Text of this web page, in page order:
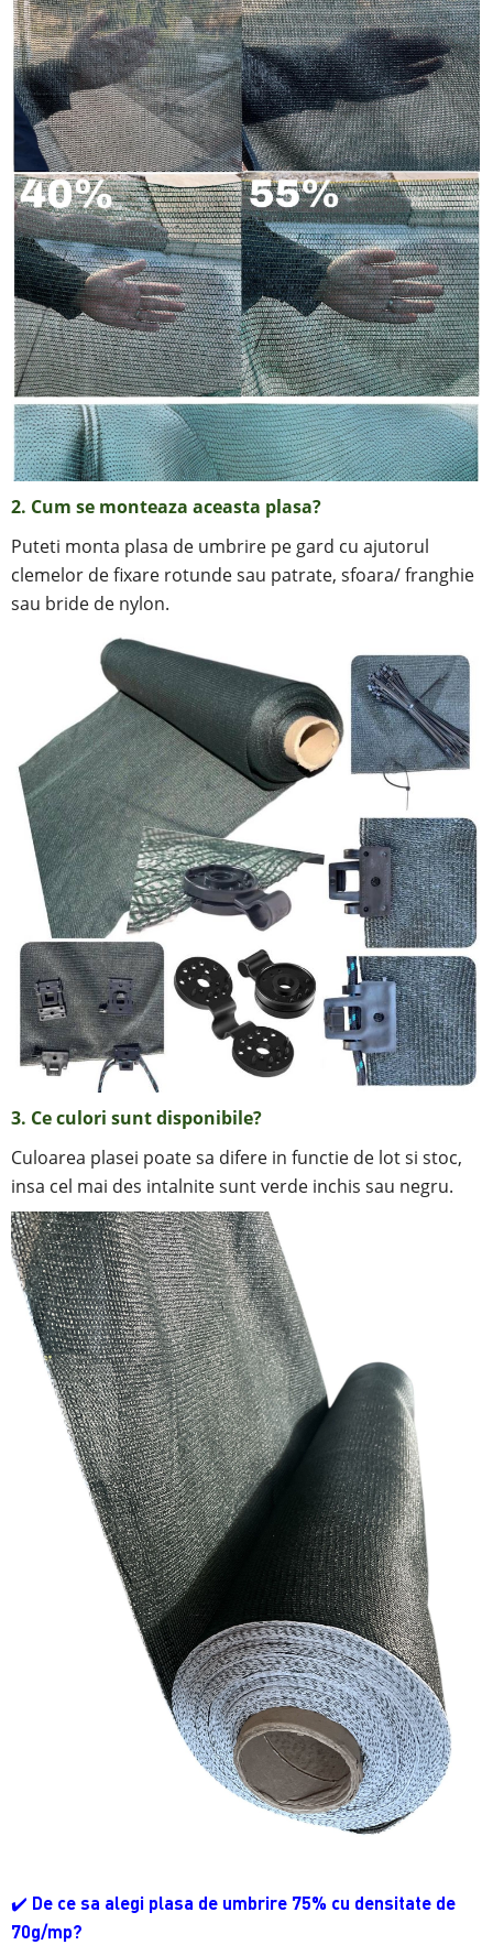
2. Cum se monteaza aceasta plasa?
Puteti monta plasa de umbrire pe gard cu ajutorul
clemelor de fixare rotunde sau patrate, sfoara/ franghie
sau bride de nylon.
3. Ce culori sunt disponibile?
Culoarea plasei poate sa difere in functie de lot si stoc,
insa cel mai des intalnite sunt verde inchis sau negru.
✔️ De ce sa alegi plasa de umbrire 75% cu densitate de
70g/mp?